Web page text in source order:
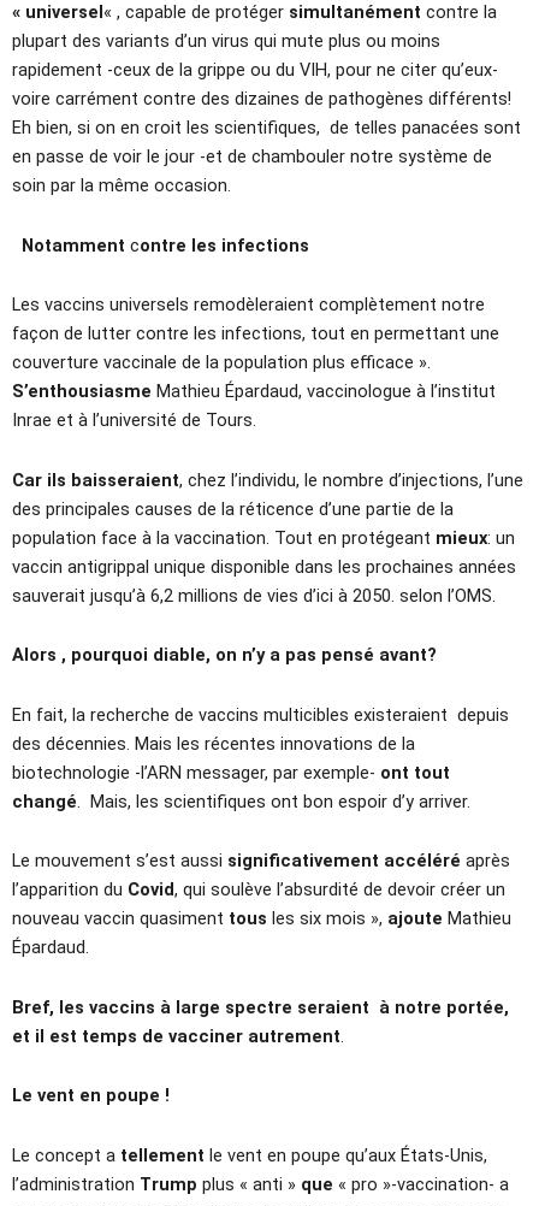
« universel« , capable de protéger simultanément contre la
plupart des variants d’un virus qui mute plus ou moins
rapidement -ceux de la grippe ou du VIH, pour ne citer qu’eux-
voire carrément contre des dizaines de pathogènes différents!
Eh bien, si on en croit les scientifiques, de telles panacées sont
en passe de voir le jour -et de chambouler notre système de
soin par la même occasion.
Notamment contre les infections
Les vaccins universels remodèleraient complètement notre
façon de lutter contre les infections, tout en permettant une
couverture vaccinale de la population plus efficace ».
S’enthousiasme Mathieu Épardaud, vaccinologue à l’institut
Inrae et à l’université de Tours.
Car ils baisseraient, chez l’individu, le nombre d’injections, l’une
des principales causes de la réticence d’une partie de la
population face à la vaccination. Tout en protégeant mieux: un
vaccin antigrippal unique disponible dans les prochaines années
sauverait jusqu’à 6,2 millions de vies d’ici à 2050. selon l’OMS.
Alors , pourquoi diable, on n’y a pas pensé avant?
En fait, la recherche de vaccins multicibles existeraient depuis
des décennies. Mais les récentes innovations de la
biotechnologie -l’ARN messager, par exemple- ont tout
changé. Mais, les scientifiques ont bon espoir d’y arriver.
Le mouvement s’est aussi significativement accéléré après
l’apparition du Covid, qui soulève l’absurdité de devoir créer un
nouveau vaccin quasiment tous les six mois », ajoute Mathieu
Épardaud.
Bref, les vaccins à large spectre seraient à notre portée,
et il est temps de vacciner autrement.
Le vent en poupe !
Le concept a tellement le vent en poupe qu’aux États-Unis,
l’administration Trump plus « anti » que « pro »-vaccination- a